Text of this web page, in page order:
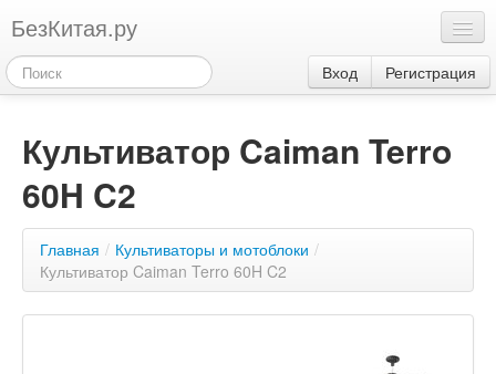
БезКитая.ру
Каталог
Контакты
Акции
Вход Регистрация
Культиватор Caiman Terro
60H C2
Главная / Культиваторы и мотоблоки /
Культиватор Caiman Terro 60H C2